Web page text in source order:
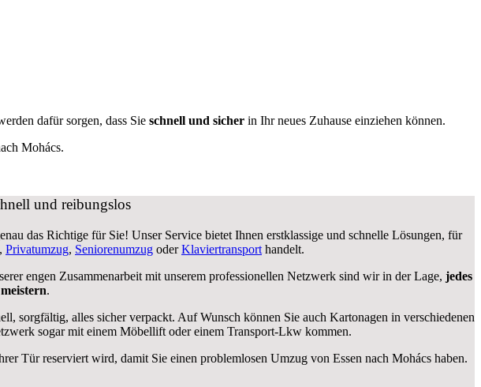
dafür sorgen, dass Sie schnell und sicher in Ihr neues Zuhause einziehen können.
Mohács.
und reibungslos
das Richtige für Sie! Unser Service bietet Ihnen erstklassige und schnelle Lösungen, für
, Privatumzug, Seniorenumzug oder Klaviertransport handelt.
engen Zusammenarbeit mit unserem professionellen Netzwerk sind wir in der Lage, jedes
.
sorgfältig, alles sicher verpackt. Auf Wunsch können Sie auch Kartonagen in verschiedenen
sogar mit einem Möbellift oder einem Transport-Lkw kommen.
Tür reserviert wird, damit Sie einen problemlosen Umzug von Essen nach Mohács haben.